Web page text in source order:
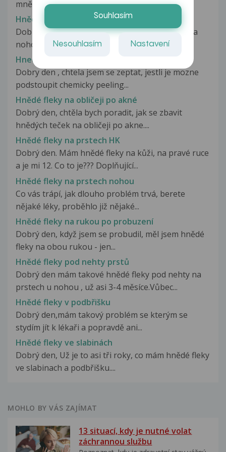
mně zničehonic začali vytvářet...
Hnědé fleky na nohou
Dobrý den Již delší dobu mě trápí hnědé fleky na
nohou. Problém jsem řešil...
Hnede fleky na obliceji
Dobry den , chtela jsem se zeptat, jestli je mozne
podstoupit chemicky peeling...
Hnědé fleky na obličeji po akné
Dobrý den, chtěla bych poradit, jak se zbavit
hnědých teček na obličeji po akne....
Hnědé fleky na prstech HK
Dobrý den. Mám hnědé fleky na kůži, na pravé ruce
a je mi 12. Co to je??? Doplňující...
Hnědé fleky na prstech nohou
Co vás trápí, jak dlouho problém trvá, berete
nějaké léky, proběhlo již nějaké...
Hnědé fleky na rukou po probuzení
Dobrý den, když jsem se probudil, měl jsem hnědé
fleky na obou rukou - jen...
Hnědé fleky pod nehty prstů
Dobrý den mám takové hnědé fleky pod nehty na
prstech u nohou , už asi 3-4 měsíce.Vůbec...
Hnědé fleky v podbřišku
Dobrý den,mám takový problém se kterým se
stydím jít k lékaři a popravdě ani...
Hnědé fleky ve slabinách
Dobrý den, Už je to asi tři roky, co mám hnědé fleky
ve slabinach a podbřišku....
MOHLO BY VÁS ZAJÍMAT
13 situací, kdy je nutné volat
záchrannou službu
Souhlasím
Nesouhlasím Nastavení